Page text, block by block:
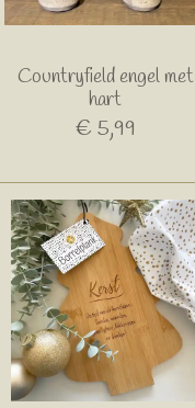
Countryfield engel met
hart
€ 5,99